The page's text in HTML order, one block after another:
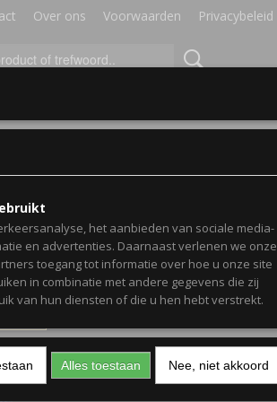
Over ons Voorwaarden Privacybeleid
het aanbieden van sociale media-
en advertenties. Daarnaast verlenen we onze
toegang tot informatie over hoe u onze site
in combinatie met andere gegevens die zij
van hun diensten of die u hen hebt verstrekt.
Alles toestaan Nee, niet akkoord